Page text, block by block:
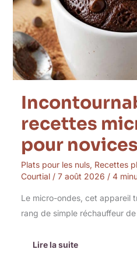
recettes
pour novices
Plats pour les nuls, Recettes
Courtial / 7 août 2026 / 4
Le micro-ondes, cet appareil
rang de simple réchauffeur
Lire la suite